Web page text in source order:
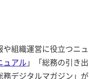
や組織運営に役立つニュ
ュアル 」「総務の引き出
デジタルマガジン」が